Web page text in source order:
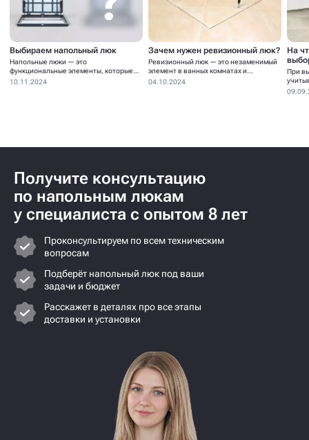
Выбираем напольный люк
Напольные люки — это
функциональные элементы, которые
устанавливаются для...
10.11.2024
Зачем нужен ревизионный люк?
Ревизионный люк — это незаменимый
элемент в ванных комнатах и...
04.10.2024
На
При
Получите консультацию
по напольным люкам
у специалиста с опытом 8 лет
Проконсультируем по всем техническим
вопросам
Подберёт напольный люк под ваши
задачи и бюджет
Расскажет в деталях про все этапы
доставки и установки